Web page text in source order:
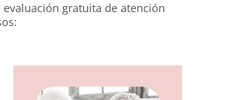
gratuita de atención